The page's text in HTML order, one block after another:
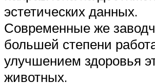
эстетических данных.
Современные же
большей степени
улучшением здоровья
животных.